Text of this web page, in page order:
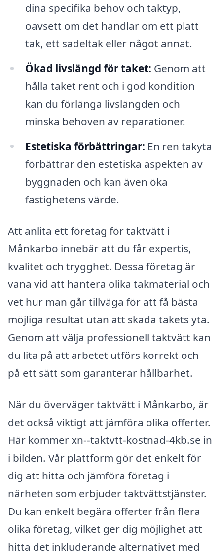
dina specifika behov och taktyp,
oavsett om det handlar om ett platt
tak, ett sadeltak eller något annat.
Ökad livslängd för taket: Genom att
hålla taket rent och i god kondition
kan du förlänga livslängden och
minska behoven av reparationer.
Estetiska förbättringar: En ren takyta
förbättrar den estetiska aspekten av
byggnaden och kan även öka
fastighetens värde.
Att anlita ett företag för taktvätt i
Månkarbo innebär att du får expertis,
kvalitet och trygghet. Dessa företag är
vana vid att hantera olika takmaterial och
vet hur man går tillväga för att få bästa
möjliga resultat utan att skada takets yta.
Genom att välja professionell taktvätt kan
du lita på att arbetet utförs korrekt och
på ett sätt som garanterar hållbarhet.
När du överväger taktvätt i Månkarbo, är
det också viktigt att jämföra olika offerter.
Här kommer xn--taktvtt-kostnad-4kb.se in
i bilden. Vår plattform gör det enkelt för
dig att hitta och jämföra företag i
närheten som erbjuder taktvättstjänster.
Du kan enkelt begära offerter från flera
olika företag, vilket ger dig möjlighet att
hitta det inkluderande alternativet med